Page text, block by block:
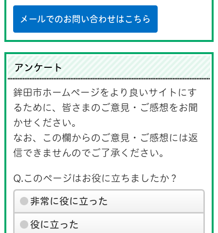
メールでのお問い合わせはこちら
アンケート
鉾田市ホームページをより良いサイトにす
るために、皆さまのご意見・ご感想をお聞
かせください。
なお、この欄からのご意見・ご感想には返
信できませんのでご了承ください。
Q.このページはお役に立ちましたか？
非常に役に立った
役に立った